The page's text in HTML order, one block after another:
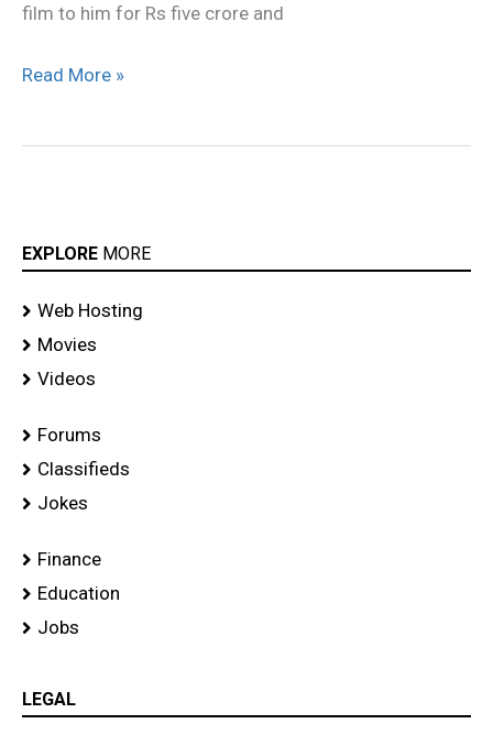
film to him for Rs five crore and
Read More »
EXPLORE MORE
Web Hosting
Movies
Videos
Forums
Classifieds
Jokes
Finance
Education
Jobs
LEGAL